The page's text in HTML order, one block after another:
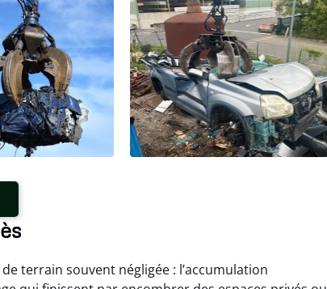
terrain souvent négligée : l’accumulation